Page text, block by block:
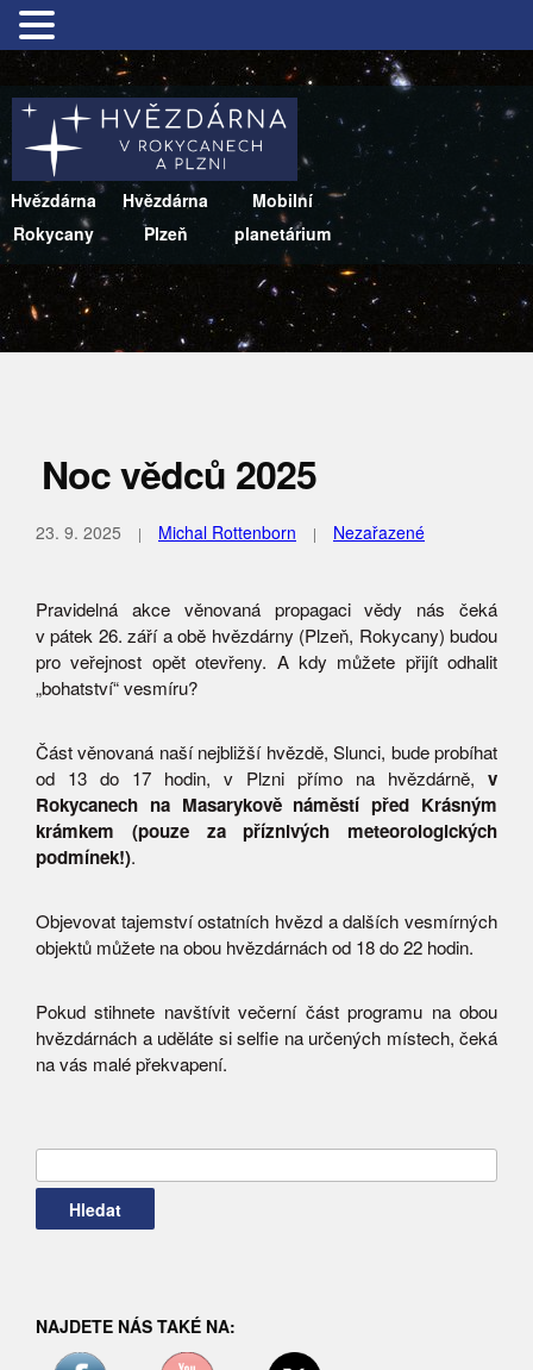
Hvězdárna
Rokycany
Hvězdárna
Plzeň
Mobilní
planetárium
Noc vědců 2025
23. 9. 2025 Michal Rottenborn Nezařazené
Pravidelná akce věnovaná propagaci vědy nás čeká
v pátek 26. září a obě hvězdárny (Plzeň, Rokycany) budou
pro veřejnost opět otevřeny. A kdy můžete přijít odhalit
„bohatství“ vesmíru?
Část věnovaná naší nejbližší hvězdě, Slunci, bude probíhat
od 13 do 17 hodin, v Plzni přímo na hvězdárně, v
Rokycanech na Masarykově náměstí před Krásným
krámkem (pouze za příznivých meteorologických
podmínek!).
Objevovat tajemství ostatních hvězd a dalších vesmírných
objektů můžete na obou hvězdárnách od 18 do 22 hodin.
Pokud stihnete navštívit večerní část programu na obou
hvězdárnách a uděláte si selfie na určených místech, čeká
na vás malé překvapení.
NAJDETE NÁS TAKÉ NA: